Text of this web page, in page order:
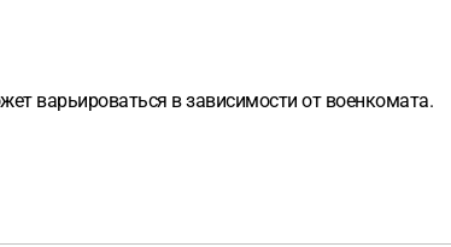
варьироваться в зависимости от военкомата.